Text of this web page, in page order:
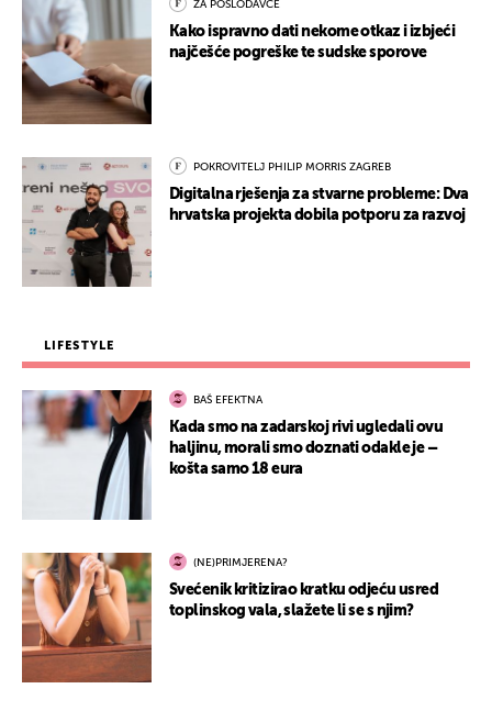
ZA POSLODAVCE
Kako ispravno dati nekome otkaz i izbjeći
najčešće pogreške te sudske sporove
POKROVITELJ PHILIP MORRIS ZAGREB
Digitalna rješenja za stvarne probleme: Dva
hrvatska projekta dobila potporu za razvoj
LIFESTYLE
BAŠ EFEKTNA
Kada smo na zadarskoj rivi ugledali ovu
haljinu, morali smo doznati odakle je –
košta samo 18 eura
(NE)PRIMJERENA?
Svećenik kritizirao kratku odjeću usred
toplinskog vala, slažete li se s njim?